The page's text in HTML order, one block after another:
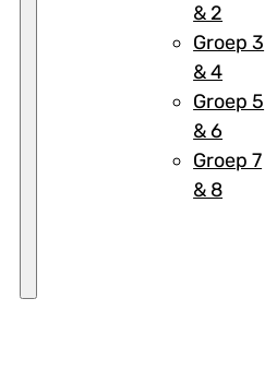
& 2
Groep 3
& 4
Groep 5
& 6
Groep 7
& 8